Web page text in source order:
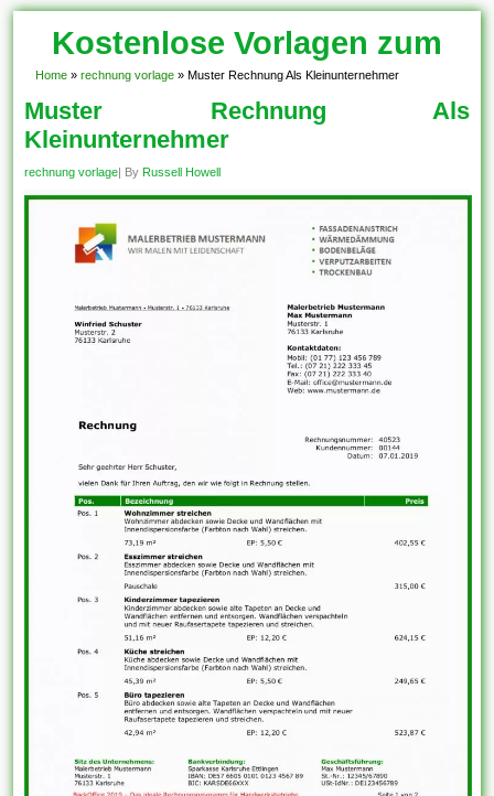
Kostenlose Vorlagen zum
Download!
Home » rechnung vorlage » Muster Rechnung Als Kleinunternehmer
Muster Rechnung Als
Kleinunternehmer
rechnung vorlage| By Russell Howell